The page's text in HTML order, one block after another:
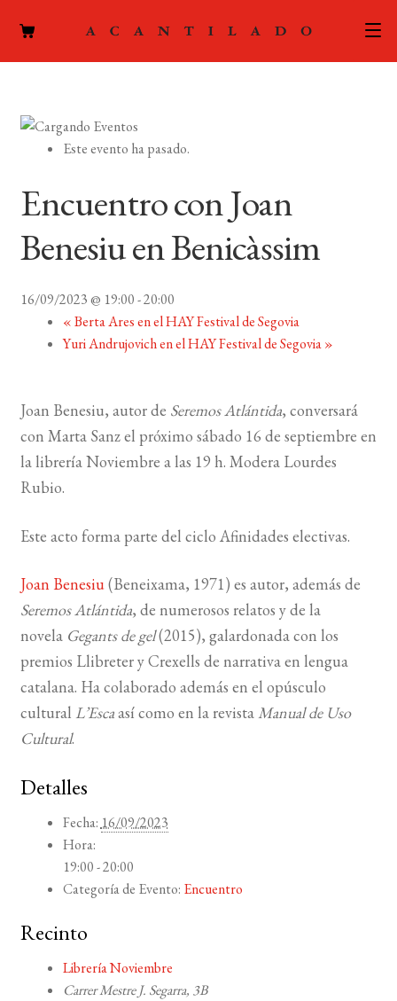
PODCAST
LA EDITORIAL
FOREIGN RIGHTS
CONTACTO
BUSCAR
Este evento ha pasado.
Encuentro con Joan
Benesiu en Benicàssim
16/09/2023 @ 19:00-20:00
«Berta Ares en el HAY Festival de Segovia
Yuri Andrujovich en el HAY Festival de Segovia»
Joan Benesiu, autor de Seremos Atlántida, conversará
con Marta Sanz el próximo sábado 16 de septiembre en
la librería Noviembre a las 19 h. Modera Lourdes
Rubio.
Este acto forma parte del ciclo Afinidades electivas.
Joan Benesiu(Beneixama, 1971) es autor, además de
Seremos Atlántida, de numerosos relatos y de la
novela Gegants de gel(2015), galardonada con los
premios Llibreter y Crexells de narrativa en lengua
catalana. Ha colaborado además en el opúsculo
cultural L’Escaasí como en la revistaManual de Uso
Cultural.
Detalles
Fecha: 16/09/2023
Hora:
19:00 - 20:00
Categoría de Evento: Encuentro
Recinto
Librería Noviembre
Carrer Mestre J. Segarra, 3B